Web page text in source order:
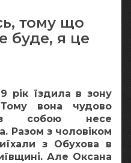
тому що
буде, я це
рік їздила в зону
вона чудово
собою несе
Разом з чоловіком
з Обухова в
Але Оксана